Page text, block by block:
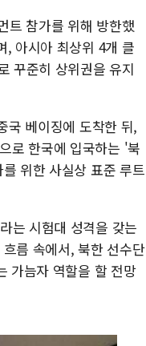
트 참가를 위해 방한했
, 아시아 최상위 4개 클
꾸준히 상위권을 유지
국 베이징에 도착한 뒤,
로 한국에 입국하는 '북
위한 사실상 표준 루트
는 시험대 성격을 갖는
름 속에서, 북한 선수단
가늠자 역할을 할 전망